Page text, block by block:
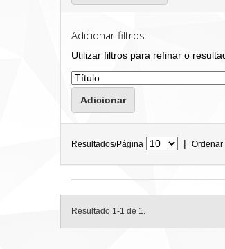
Adicionar filtros:
Utilizar filtros para refinar o
Resultados/Página | Ordenar
Resultado 1-1 de 1.